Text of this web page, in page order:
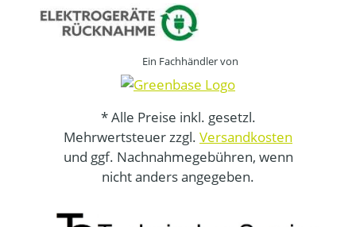
Ein Fachhändler von
* Alle Preise inkl. gesetzl.
Mehrwertsteuer zzgl. Versandkosten
und ggf. Nachnahmegebühren, wenn
nicht anders angegeben.